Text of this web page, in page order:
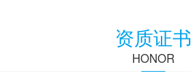
资质证书
HONOR